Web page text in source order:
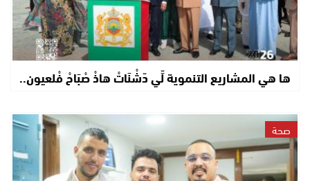
ها هي المشاريع التنموية لِّي دّشْنَاتْ هاذْ صْبَاحْ فْلعيون..
صحة